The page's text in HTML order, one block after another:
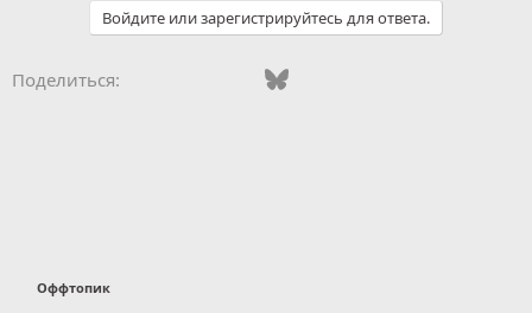
Войдите или зарегистрируйтесь для ответа.
Поделиться: Odnoklassniki
Mail.ruBluesky
Оффтопик